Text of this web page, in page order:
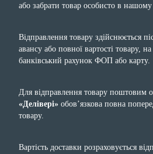
або забрати товар особисто в нашому
Відправлення товару здійснюється
авансу або повної вартості товару,
банківський рахунок ФОП або карту.
Для відправлення товару поштовим
«Делівері» обов’язкова повна
товару.
Вартість доставки розраховується